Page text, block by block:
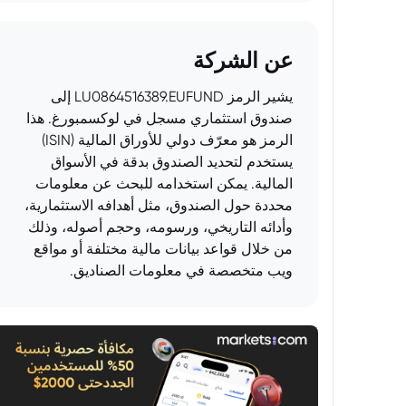
عن الشركة
يشير الرمز LU0864516389.EUFUND إلى
صندوق استثماري مسجل في لوكسمبورغ. هذا
الرمز هو معرّف دولي للأوراق المالية (ISIN)
يستخدم لتحديد الصندوق بدقة في الأسواق
المالية. يمكن استخدامه للبحث عن معلومات
محددة حول الصندوق، مثل أهدافه الاستثمارية،
وأدائه التاريخي، ورسومه، وحجم أصوله، وذلك
من خلال قواعد بيانات مالية مختلفة أو مواقع
ويب متخصصة في معلومات الصناديق.